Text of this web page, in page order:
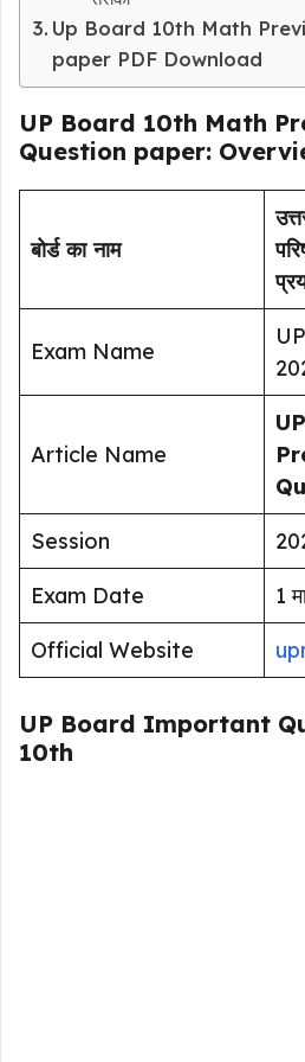
Up Board 10th Math
paper PDF Download
UP Board 10th Math
Question paper:
बोर्ड का नाम
Exam Name
Article Name
Session
Exam Date
1
Official Website
UP Board Important
10th